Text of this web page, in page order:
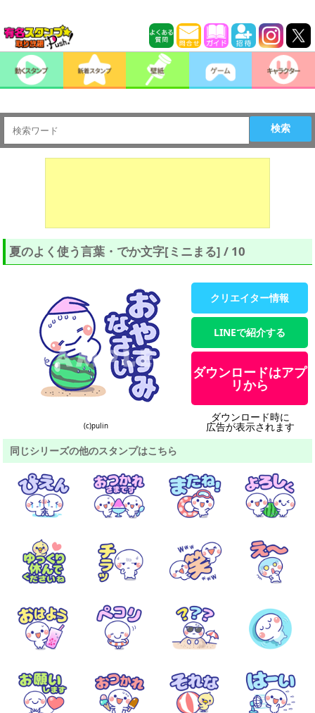
検索
夏のよく使う言葉・でか文字[ミニまる] / 10
(c)pulin
クリエイター情報
LINEで紹介する
ダウンロードはアプ
リから
ダウンロード時に
広告が表示されます
同じシリーズの他のスタンプはこちら